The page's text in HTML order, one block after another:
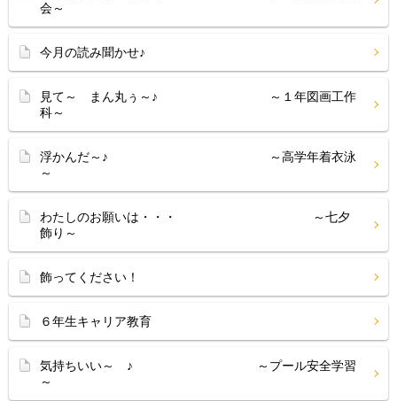
会～
今月の読み聞かせ♪
見て～ まん丸ぅ～♪ ～１年図画工作
科～
浮かんだ～♪ ～高学年着衣泳
～
わたしのお願いは・・・ ～七夕
飾り～
飾ってください！
６年生キャリア教育
気持ちいい～ ♪ ～プール安全学習
～